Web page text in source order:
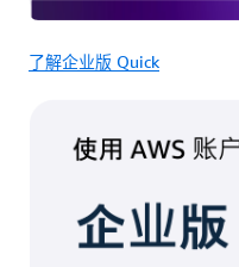
了解企业版 Quick